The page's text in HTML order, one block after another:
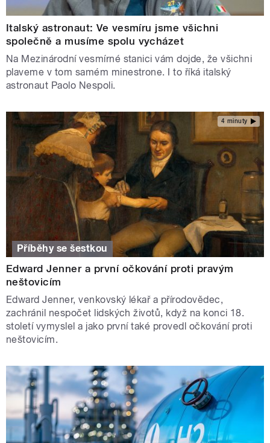
Italský astronaut: Ve vesmíru jsme všichni
společně a musíme spolu vycházet
Na Mezinárodní vesmírné stanici vám dojde, že všichni
plaveme v tom samém minestrone. I to říká italský
astronaut Paolo Nespoli.
4 minuty
Příběhy se šestkou
Edward Jenner a první očkování proti pravým
neštovicím
Edward Jenner, venkovský lékař a přírodovědec,
zachránil nespočet lidských životů, když na konci 18.
století vymyslel a jako první také provedl očkování proti
neštovicím.